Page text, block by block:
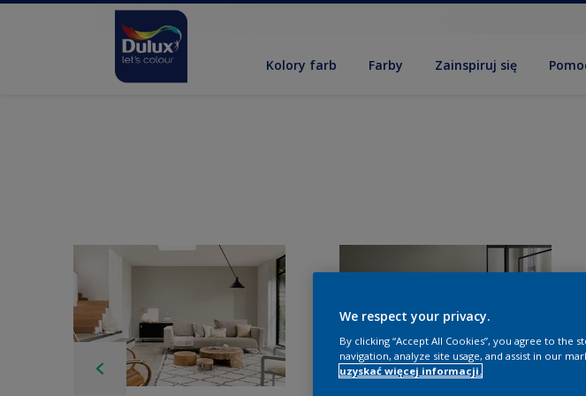
Kolory farb Farby Zainspiruj się
We respect your privacy.
By clicking “Accept All Cookies”, you agree to
navigation, analyze site usage, and assist in our
uzyskać więcej informacji.